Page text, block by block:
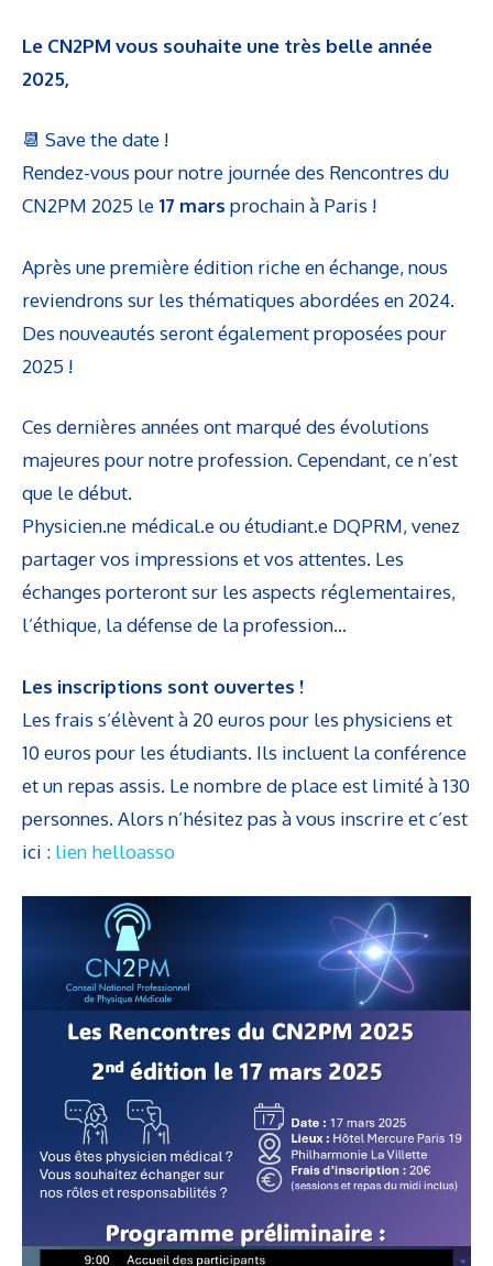
Le CN2PM vous souhaite une très belle année
2025,
📆 Save the date !
Rendez-vous pour notre journée des Rencontres du
CN2PM 2025 le17 mars prochain à Paris !
Après une première édition riche en échange, nous
reviendrons sur les thématiques abordées en 2024.
Des nouveautés seront également proposées pour
2025 !
Ces dernières années ont marqué des évolutions
majeures pour notre profession. Cependant, ce n’est
que le début.
Physicien.ne médical.e ou étudiant.e DQPRM, venez
partager vos impressions et vos attentes. Les
échanges porteront sur les aspects réglementaires,
l’éthique, la défense de la profession…
Les inscriptions sont ouvertes !
Les frais s’élèvent à 20 euros pour les physiciens et
10 euros pour les étudiants. Ils incluent la conférence
et un repas assis. Le nombre de place est limité à 130
personnes. Alors n’hésitez pas à vous inscrire et c’est
ici : lien helloasso